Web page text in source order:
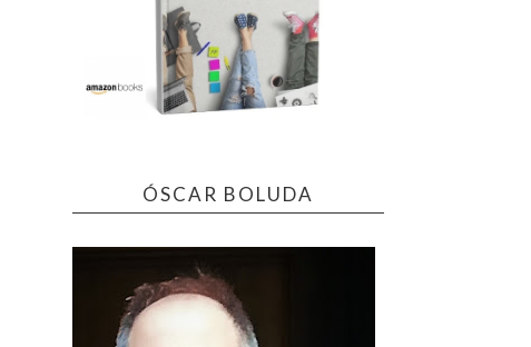
ÓSCAR BOLUDA